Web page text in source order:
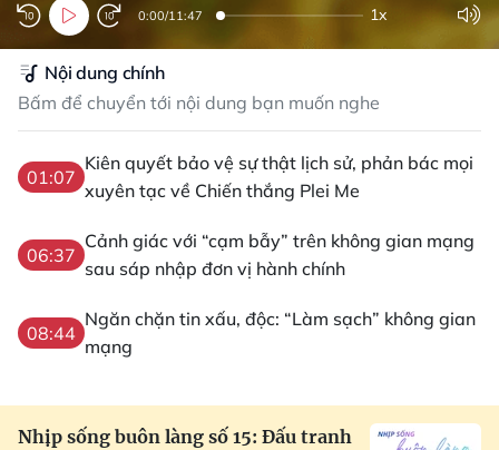
0:00/11:47 1x
Nội dung chính
Bấm để chuyển tới nội dung bạn muốn nghe
01:07
Kiên quyết bảo vệ sự thật lịch sử, phản bác mọi
xuyên tạc về Chiến thắng Plei Me
06:37
Cảnh giác với “cạm bẫy” trên không gian mạng
sau sáp nhập đơn vị hành chính
08:44
Ngăn chặn tin xấu, độc: “Làm sạch” không gian
mạng
Nhịp sống buôn làng số 15: Đấu tranh